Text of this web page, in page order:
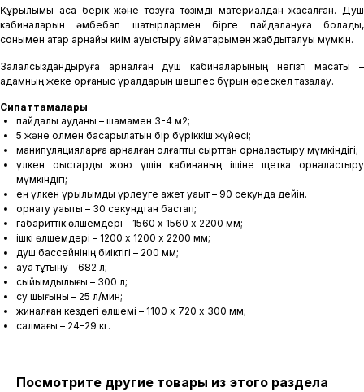
Құрылымы аса берік және тозуға төзімді материалдан жасалған. Душ
кабиналарын әмбебап шатырлармен бірге пайдалануға болады,
сонымен қатар арнайы киім ауыстыру аймақтарымен жабдықталуы мүмкін.
Залалсыздандыруға арналған душ кабиналарының негізгі мақсаты –
адамның жеке қорғаныс құралдарын шешпес бұрын өрескел тазалау.
Сипаттамалары
пайдалы ауданы – шамамен 3-4 м2;
5 және қолмен басқарылатын бір бүріккіш жүйесі;
манипуляцияларға арналған қолғапты сырттан орналастыру мүмкіндігі;
үлкен қоқыстарды жою үшін кабинаның ішіне щетка орналастыру
мүмкіндігі;
ең үлкен құрылымды үрлеуге қажет уақыт – 90 секундқа дейін.
орнату уақыты – 30 секундтан бастап;
габариттік өлшемдері – 1560 х 1560 х 2200 мм;
ішкі өлшемдері – 1200 х 1200 х 2200 мм;
душ бассейнінің биіктігі – 200 мм;
ауа тұтыну – 682 л;
сыйымдылығы – 300 л;
су шығыны – 25 л/мин;
жиналған кездегі өлшемі – 1100 x 720 х 300 мм;
салмағы – 24-29 кг.
Посмотрите другие товары из этого раздела